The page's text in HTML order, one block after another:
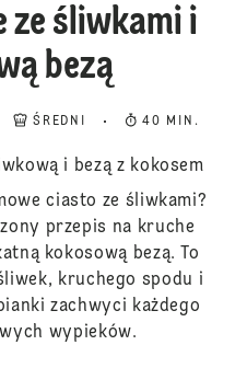
ze śliwkami i
bezą
ŚREDNI 40 MIN.
i bezą z kokosem
ciasto ze śliwkami?
przepis na kruche
kokosową bezą. To
kruchego spodu i
zachwyci każdego
wypieków.